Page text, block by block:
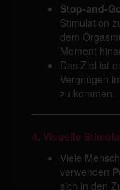
Stop-and-
Stimulation
dem
Moment
Das Ziel ist
Vergnügen
zu kommen.
4. Visuelle
Viele
verwenden
sich in den